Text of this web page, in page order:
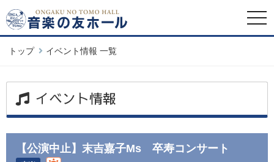
トップ イベント情報 一覧
イベント情報
【公演中止】末吉嘉子Ms 卒寿コンサート